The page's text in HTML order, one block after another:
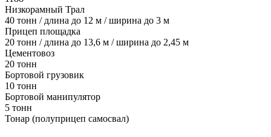
Низкорамный Трал
40 тонн / длина до 12 м / ширина до 3 м
Прицеп площадка
20 тонн / длина до 13,6 м / ширина до 2,45 м
Цементовоз
20 тонн
Бортовой грузовик
10 тонн
Бортовой манипулятор
5 тонн
Тонар (полуприцеп самосвал)